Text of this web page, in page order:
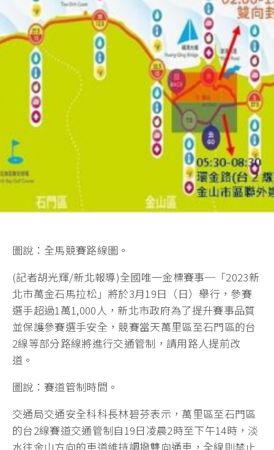
圖說：全馬競賽路線圖。
(記者胡光輝/新北報導)全國唯一金標賽事─「2023新
北市萬金石馬拉松」將於3月19日（日）舉行，參賽
選手超過1萬1,000人，新北市政府為了提升賽事品質
並保護參賽選手安全，競賽當天萬里區至石門區的台
2線等部分路線將進行交通管制，請用路人提前改
道。
圖說：賽道管制時間。
交通局交通安全科科長林碧芬表示，萬里區至石門區
的台2線賽道交通管制自19日凌晨2時至下午14時，淡
水往金山方向的車道維持調撥雙向通車，全線則禁止